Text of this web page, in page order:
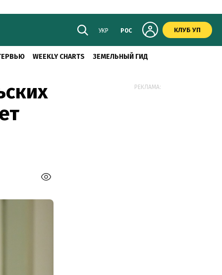
УКР РОС КЛУБ УП
WEEKLY CHARTS ЗЕМЕЛЬНЫЙ ГИД
РЕКЛАМА: